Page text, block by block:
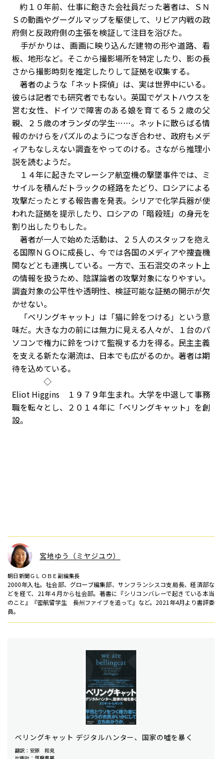
約１０年前、仕事に飽きた会社員だった著者は、ＳＮ
Ｓの動画やグーグルマップを駆使して、リビア内戦の政
府側と反政府側の主張を検証して注目を浴びた。
手がかりは、画画に映り込んだ建物の形や道路、看
板、地形など。そこから撮影場所を特定したり、影の長
さから撮影時刻を推定したりして証拠を収集する。
著者のような「ネット探偵」は、実は世界中にいる。
彼らは記者でも研究者でもない。英国でゲストハウスを
営む女性、ドイツで障害のある娘を育てる５２歳の父
親、２５歳のオランダの学生……。ネットに散らばる情
報のかけらをパズルのようにつなぎ合わせ、政府もメデ
ィアもなしえない調査をやってのける。さながら推理小
説を読むようだ。
１４年に起きたマレーシア航空機の撃墜事件では、ミ
サイルを積んだトラックの経路をたどり、ロシアによる
攻撃だったとする報告書を発表。シリアで化学兵器が使
われた証拠を提示したり、ロシアの「暗殺班」の身元を
割り出したりもした。
著者が一人で始めた活動は、２５人のスタッフを抱え
る国際ＮＧＯに成長し、今では各国のメディアや捜査機
関などとも連携している。一方で、玉石混交のネット上
の情報を扱うため、陰謀論者の攻撃対象になりやすい。
調査対象の公平性や透明性、検証可能な証拠の開示が欠
かせない。
「ベリングキャット」は「猫に鈴をつける」という意
味だ。大きな力の前には無力に見える人々が、１台のパ
ソコンで権力に鈴をつけて監視する力を得る。民主主義
を支える新たな潮流は、日本でも広がるのか。著者は期
待を込めている。
◇
Eliot Higgins １９７９年生まれ。大学を中退して事務
職を転々とし、２０１４年に「ベリングキャット」を創
設。
宮地ゆう（ミヤジユウ）
朝日新聞ＧＬＯＢＥ副編集長
2000年入社。社会部、グローブ編集部、サンフランシスコ支局長、経済部な
どを経て、21年４月から社会部。著書に『シリコンバレーで起きている本当
のこと』『密航留学生 長州ファイブを追って』など。2021年4月より書評委
員。
ベリングキャット デジタルハンター、国家の噓を暴く
翻訳：安原 和見